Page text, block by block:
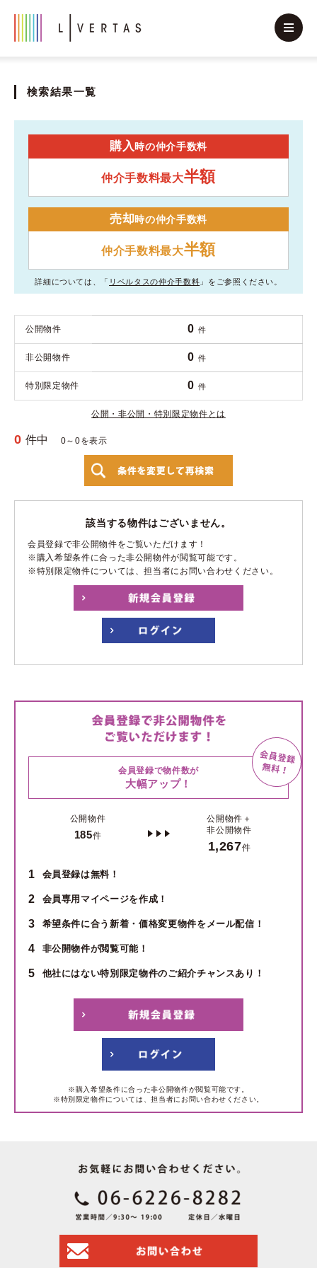
検索結果一覧
購入時の仲介手数料
仲介手数料最大半額
売却時の仲介手数料
仲介手数料最大半額
詳細については、「 リベルタスの仲介手数料 」をご参照ください。
公開物件 0 件
非公開物件 0 件
特別限定物件 0 件
公開・非公開・特別限定物件とは
0 件中 0～0を表示
該当する物件はございません。
会員登録で非公開物件をご覧いただけます！
※購入希望条件に合った非公開物件が閲覧可能です。
※特別限定物件については、担当者にお問い合わせください。
会員登録で物件数が
大幅アップ！
公開物件
185件
公開物件＋
非公開物件
1,267件
1 会員登録は無料！
2 会員専用マイページを作成！
3 希望条件に合う新着・価格変更物件をメール配信！
4 非公開物件が閲覧可能！
5 他社にはない特別限定物件のご紹介チャンスあり！
※購入希望条件に合った非公開物件が閲覧可能です。
※特別限定物件については、担当者にお問い合わせください。